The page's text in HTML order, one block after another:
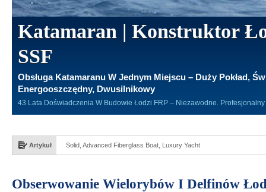
Katamaran | Konstruktor
SSF
Obsługa Katamaranu W Jednym Miejscu – Duży Pokład,
Energooszczędny, Dwusilnikowy
43 Lata Doświadczenia W Budowie Łodzi FRP – Niezawodne. Profesjonalny
Artykuł Solid, Advanced Fiberglass Boat, Luxury Yacht
Obserwowanie Wielorybów I Delfinów